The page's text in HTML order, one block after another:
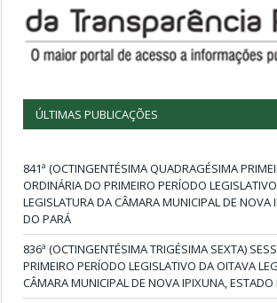
ÚLTIMAS PUBLICAÇÕES
841ª (OCTINGENTÉSIMA QUADRAGÉSIMA
ORDINÁRIA DO PRIMEIRO PERÍODO
LEGISLATURA DA CÂMARA MUNICIPAL DE NOVA
DO PARÁ
836ª (OCTINGENTÉSIMA TRIGÉSIMA SEXTA)
PRIMEIRO PERÍODO LEGISLATIVO DA OITAVA
CÂMARA MUNICIPAL DE NOVA IPIXUNA,